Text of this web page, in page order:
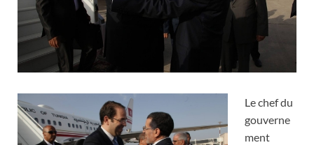
Le chef du
gouverne
ment